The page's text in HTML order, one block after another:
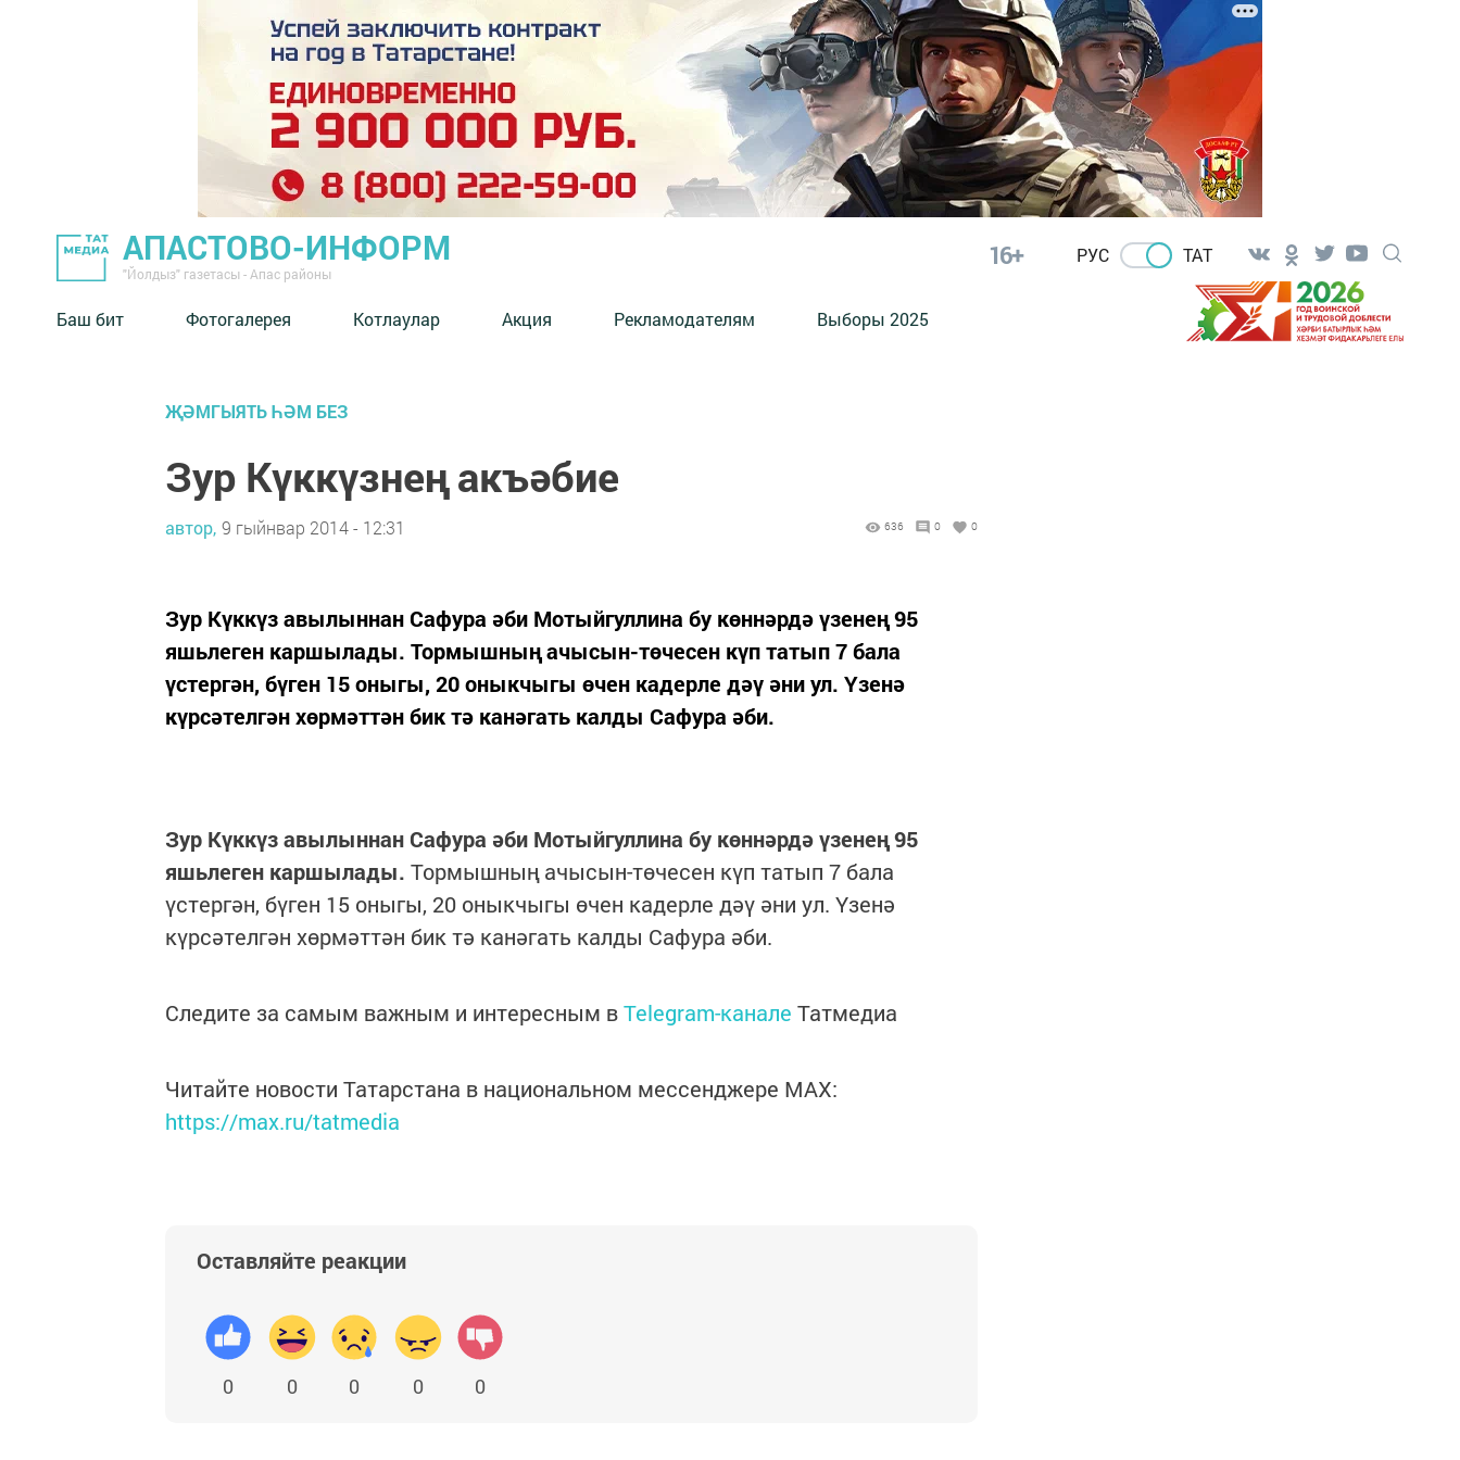
АПАСТОВО-ИНФОРМ
"Йолдыз" газетасы - Апас районы
16+ РУС ТАТ
Баш бит Фотогалерея Котлаулар Акция Рекламодателям Выборы 2025
ҖӘМГЫЯТЬ ҺӘМ БЕЗ
Зур Күккүзнең акъәбие
автор, 9 гыйнвар 2014 - 12:31 636 0 0
Зур Күккүз авылыннан Сафура әби Мотыйгуллина бу көннәрдә үзенең 95
яшьлеген каршылады. Тормышның ачысын-төчесен күп татып 7 бала
үстергән, бүген 15 оныгы, 20 оныкчыгы өчен кадерле дәү әни ул. Үзенә
күрсәтелгән хөрмәттән бик тә канәгать калды Сафура әби.
Зур Күккүз авылыннан Сафура әби Мотыйгуллина бу көннәрдә үзенең 95
яшьлеген каршылады. Тормышның ачысын-төчесен күп татып 7 бала
үстергән, бүген 15 оныгы, 20 оныкчыгы өчен кадерле дәү әни ул. Үзенә
күрсәтелгән хөрмәттән бик тә канәгать калды Сафура әби.
Следите за самым важным и интересным вTelegram-канале Татмедиа
Читайте новости Татарстана в национальном мессенджере MАХ:
https://max.ru/tatmedia
Оставляйте реакции
0 0 0 0 0